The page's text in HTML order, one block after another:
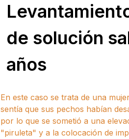
de solución
años
En este caso se trata de una
sentía que sus pechos habían
por lo que se sometió a una
"piruleta" y a la colocación de